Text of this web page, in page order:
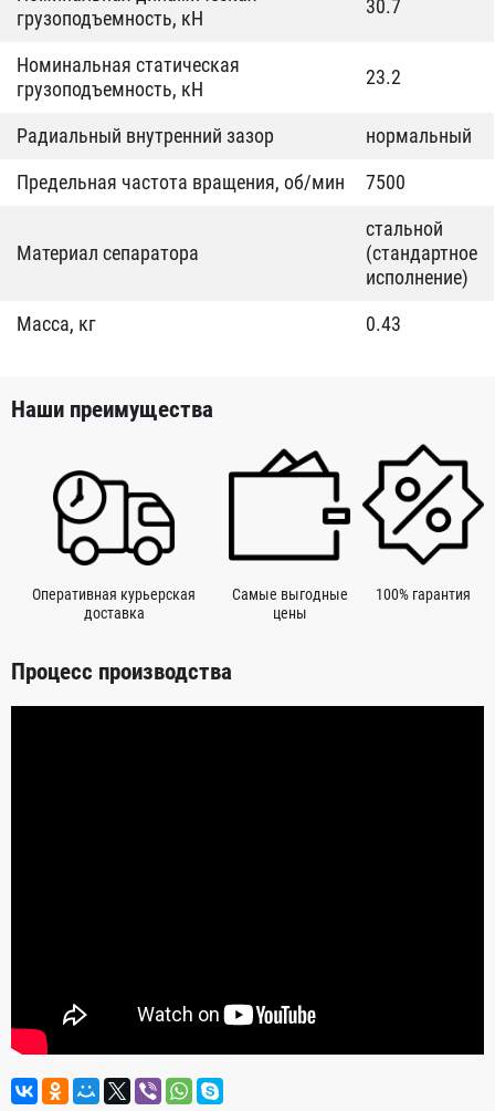
грузоподъемность, кН
30.7
Номинальная статическая
грузоподъемность, кН
23.2
Радиальный внутренний зазор
нормальный
Предельная частота вращения, об/мин
7500
Материал сепаратора
стальной
(стандартное
исполнение)
Масса, кг
0.43
Наши преимущества
Оперативная курьерская
доставка
Самые выгодные
цены
100% гарантия
Процесс производства